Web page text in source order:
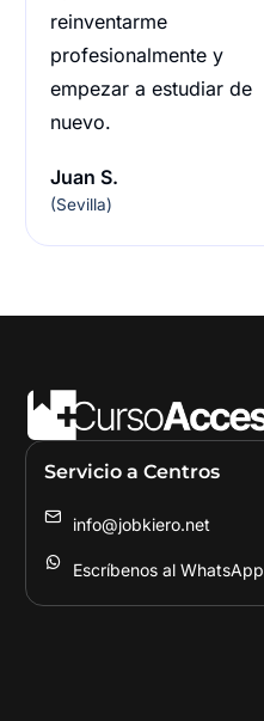
reinventarme
profesionalmente y
empezar a estudiar de
nuevo.
Juan S.
(Sevilla)
Servicio a Centros
info@jobkiero.net
Escríbenos al WhatsApp